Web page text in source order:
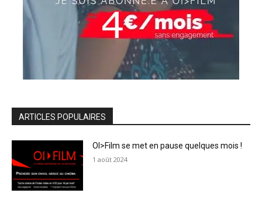
ARTICLES POPULAIRES
OI>Film se met en pause quelques mois !
1 août 2024